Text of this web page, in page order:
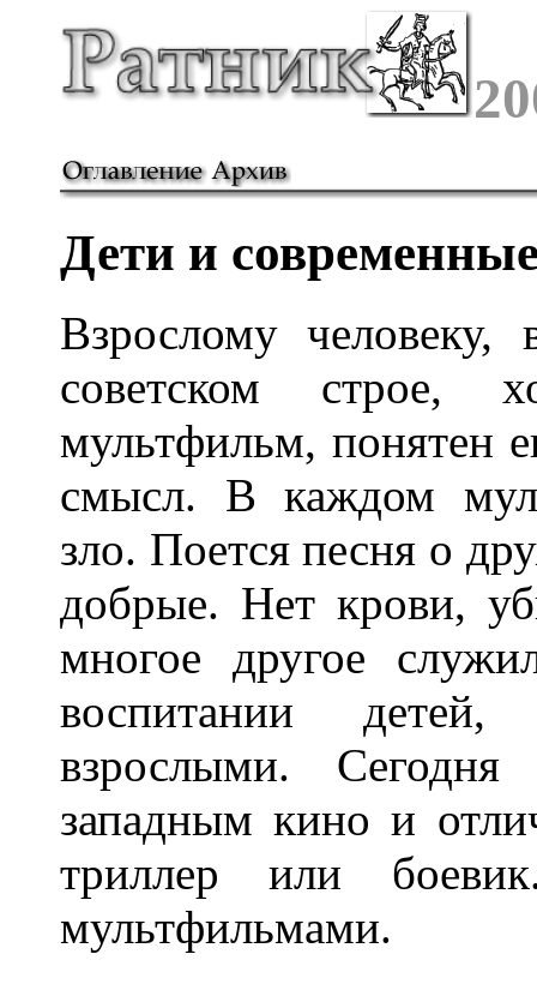
Дети и
Взрослому
советском строе,
мультфильм, понятен
смысл. В каждом
зло. Поется песня о
добрые. Нет крови,
многое другое
воспитании
взрослыми.
западным кино и
триллер или
мультфильмами.